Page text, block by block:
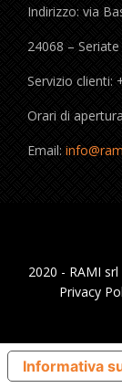
Indirizzo: via
24068 – Seriate
Servizio clienti:
Orari di
Email:
2020 - RAMI
Privacy
Informativa